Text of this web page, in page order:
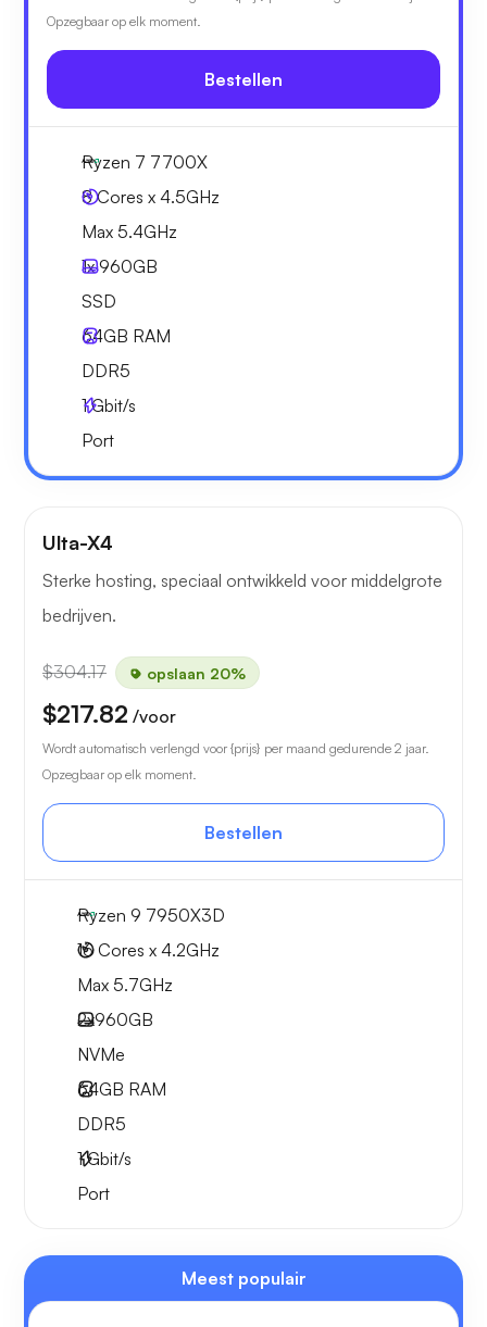
Opzegbaar op elk moment.
Bestellen
Ryzen 7 7700X
8 Cores x 4.5GHz
Max 5.4GHz
1x960GB
SSD
64GB RAM
DDR5
1Gbit/s
Port
Ulta-X4
Sterke hosting, speciaal ontwikkeld voor middelgrote
bedrijven.
$304.17 opslaan 20%
$217.82 /voor
Wordt automatisch verlengd voor {prijs} per maand gedurende 2 jaar.
Opzegbaar op elk moment.
Bestellen
Ryzen 9 7950X3D
16 Cores x 4.2GHz
Max 5.7GHz
2x960GB
NVMe
64GB RAM
DDR5
1Gbit/s
Port
Meest populair